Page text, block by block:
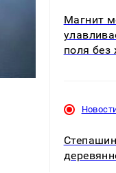
Магнит
поля без